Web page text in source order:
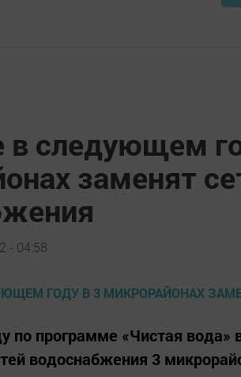
в следующем
заменят
- 04:58
программе «Чистая вода»
водоснабжения 3